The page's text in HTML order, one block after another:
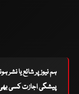
ہم نیوز پر شائع یا نشر
پیشگی اجازت کسی